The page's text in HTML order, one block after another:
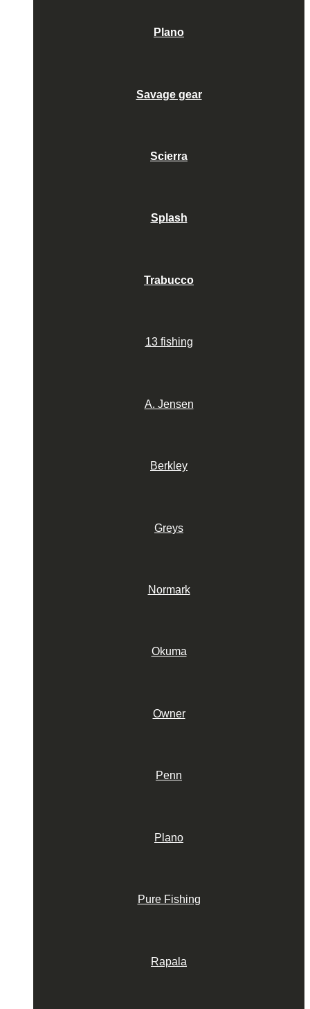
Plano
Savage gear
Scierra
Splash
Trabucco
13 fishing
A. Jensen
Berkley
Greys
Normark
Okuma
Owner
Penn
Plano
Pure Fishing
Rapala